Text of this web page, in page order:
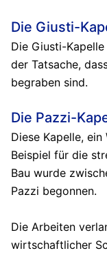
Die Giusti-
Die Giusti-
der Tatsache,
begraben sind.
Die Pazzi-
Diese Kapelle,
Beispiel für die
Bau wurde
Pazzi begonnen.
Die Arbeiten
wirtschaftlicher